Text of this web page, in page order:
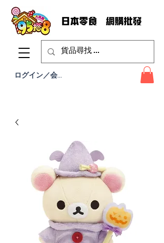
ログイン／会員登録